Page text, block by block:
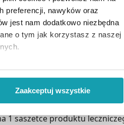
preferencji, nawyków oraz
jest nam dodatkowo niezbędna
o tym jak korzystasz z naszej
wiąże się zbieranie danych o
z brakiem dostępu do
Zaakceptuj wszystkie
Stosować zawsze
saszetce produktu